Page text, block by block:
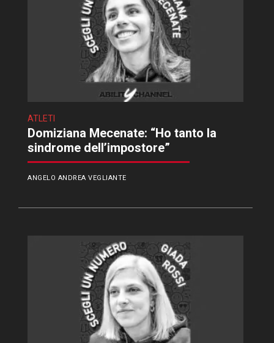
ATLETI
Domiziana Mecenate: “Ho tanto la
sindrome dell’impostore”
ANGELO ANDREA VEGLIANTE